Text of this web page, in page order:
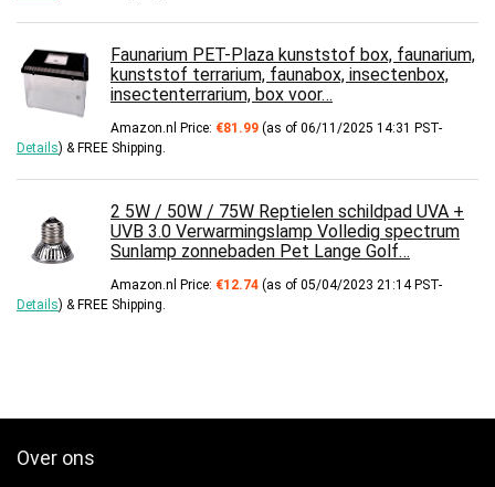
Faunarium PET-Plaza kunststof box, faunarium,
kunststof terrarium, faunabox, insectenbox,
insectenterrarium, box voor…
Amazon.nl Price: €81.99 (as of 06/11/2025 14:31 PST-
Details) & FREE Shipping
2 5W / 50W / 75W Reptielen schildpad UVA +
UVB 3.0 Verwarmingslamp Volledig spectrum
Sunlamp zonnebaden Pet Lange Golf…
Amazon.nl Price: €12.74 (as of 05/04/2023 21:14 PST-
Details) & FREE Shipping
Over ons